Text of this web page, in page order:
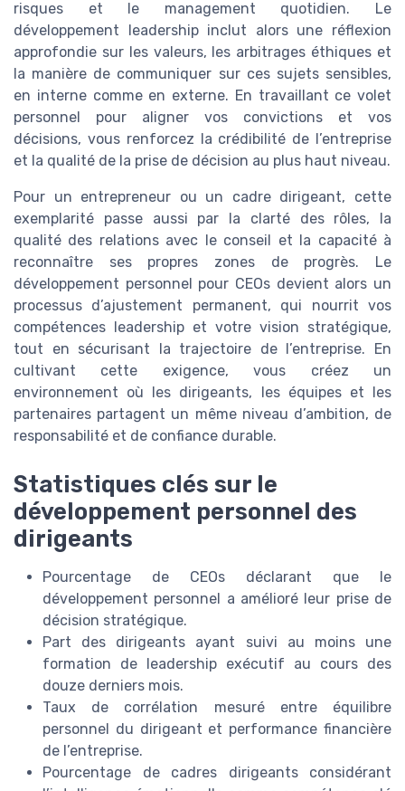
risques et le management quotidien. Le
développement leadership inclut alors une réflexion
approfondie sur les valeurs, les arbitrages éthiques et
la manière de communiquer sur ces sujets sensibles,
en interne comme en externe. En travaillant ce volet
personnel pour aligner vos convictions et vos
décisions, vous renforcez la crédibilité de l’entreprise
et la qualité de la prise de décision au plus haut niveau.
Pour un entrepreneur ou un cadre dirigeant, cette
exemplarité passe aussi par la clarté des rôles, la
qualité des relations avec le conseil et la capacité à
reconnaître ses propres zones de progrès. Le
développement personnel pour CEOs devient alors un
processus d’ajustement permanent, qui nourrit vos
compétences leadership et votre vision stratégique,
tout en sécurisant la trajectoire de l’entreprise. En
cultivant cette exigence, vous créez un
environnement où les dirigeants, les équipes et les
partenaires partagent un même niveau d’ambition, de
responsabilité et de confiance durable.
Statistiques clés sur le
développement personnel des
dirigeants
Pourcentage de CEOs déclarant que le
développement personnel a amélioré leur prise de
décision stratégique.
Part des dirigeants ayant suivi au moins une
formation de leadership exécutif au cours des
douze derniers mois.
Taux de corrélation mesuré entre équilibre
personnel du dirigeant et performance financière
de l’entreprise.
Pourcentage de cadres dirigeants considérant